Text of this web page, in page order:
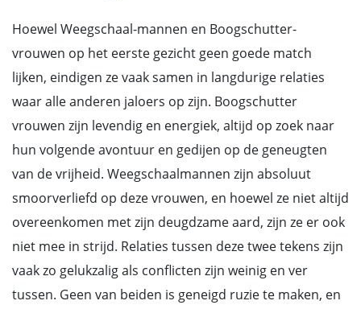
Hoewel Weegschaal-mannen en Boogschutter-
vrouwen op het eerste gezicht geen goede match
lijken, eindigen ze vaak samen in langdurige relaties
waar alle anderen jaloers op zijn. Boogschutter
vrouwen zijn levendig en energiek, altijd op zoek naar
hun volgende avontuur en gedijen op de geneugten
van de vrijheid. Weegschaalmannen zijn absoluut
smoorverliefd op deze vrouwen, en hoewel ze niet altijd
overeenkomen met zijn deugdzame aard, zijn ze er ook
niet mee in strijd. Relaties tussen deze twee tekens zijn
vaak zo gelukzalig als conflicten zijn weinig en ver
tussen. Geen van beiden is geneigd ruzie te maken, en